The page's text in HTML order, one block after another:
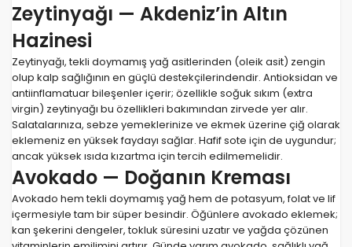
Zeytinyağı — Akdeniz’in Altın
Hazinesi
Zeytinyağı, tekli doymamış yağ asitlerinden (oleik asit) zengin
olup kalp sağlığının en güçlü destekçilerindendir. Antioksidan ve
antiinflamatuar bileşenler içerir; özellikle soğuk sıkım (extra
virgin) zeytinyağı bu özellikleri bakımından zirvede yer alır.
Salatalarınıza, sebze yemeklerinize ve ekmek üzerine çiğ olarak
eklemeniz en yüksek faydayı sağlar. Hafif sote için de uygundur;
ancak yüksek ısıda kızartma için tercih edilmemelidir.
Avokado — Doğanın Kreması
Avokado hem tekli doymamış yağ hem de potasyum, folat ve lif
içermesiyle tam bir süper besindir. Öğünlere avokado eklemek;
kan şekerini dengeler, tokluk süresini uzatır ve yağda çözünen